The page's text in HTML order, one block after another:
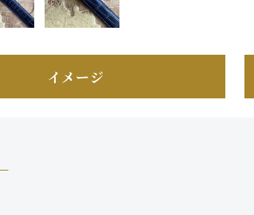
イメージ